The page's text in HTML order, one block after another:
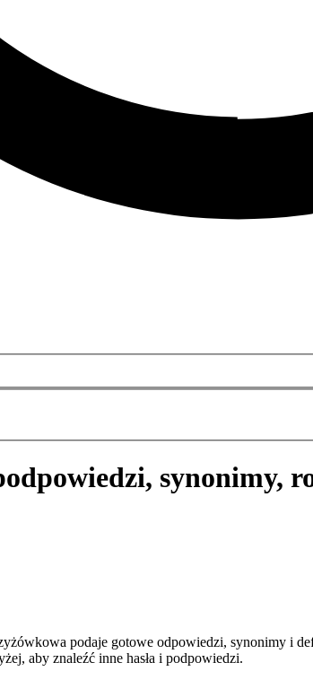
synonimy,
podaje gotowe odpowiedzi, synonimy
aby znaleźć inne hasła i podpowiedzi.